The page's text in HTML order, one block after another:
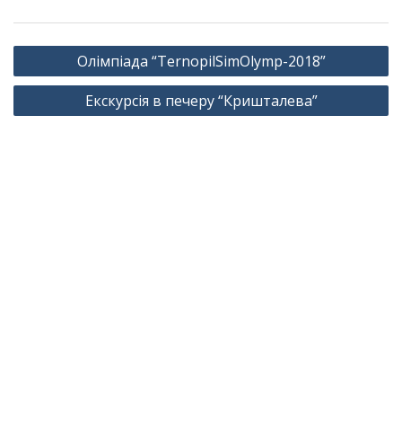
Навігація
записів
Олімпіада “TernopilSimOlymp-2018”
Екскурсія в печеру “Кришталева”